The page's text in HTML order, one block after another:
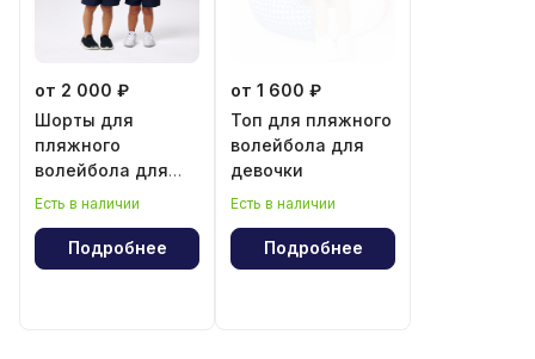
от 2 000 ₽
Шорты для
пляжного
волейбола для
мальчика и
Есть в наличии
Подробнее
от 1 600 ₽
Топ для пляжного
волейбола для
девочки
Есть в наличии
Подробнее